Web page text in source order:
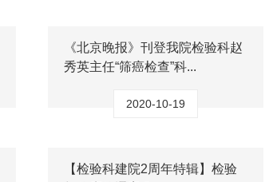
《北京晚报》刊登我院检验科赵
秀英主任“筛癌检查”科...
2020-10-19
【检验科建院2周年特辑】检验